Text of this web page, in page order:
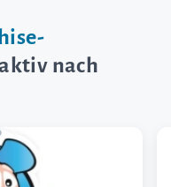
nach